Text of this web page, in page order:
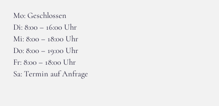
Mo: Geschlossen
Di: 8:00 – 16:00 Uhr
Mi: 8:00 – 18:00 Uhr
Do: 8:00 – 19:00 Uhr
Fr: 8:00 – 18:00 Uhr
Sa: Termin auf Anfrage